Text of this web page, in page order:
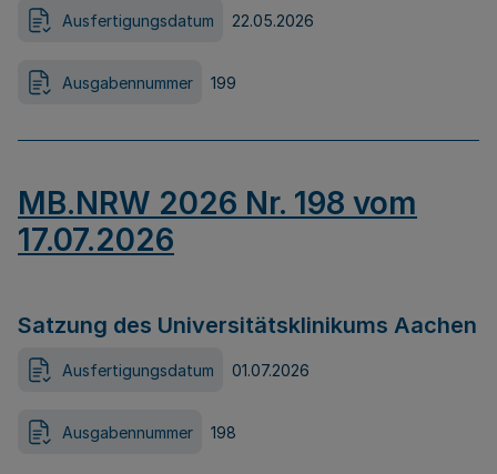
Ausfertigungsdatum 22.05.2026
Ausgabennummer 199
MB.NRW 2026 Nr. 198 vom
17.07.2026
Satzung des Universitätsklinikums Aachen
Ausfertigungsdatum 01.07.2026
Ausgabennummer 198